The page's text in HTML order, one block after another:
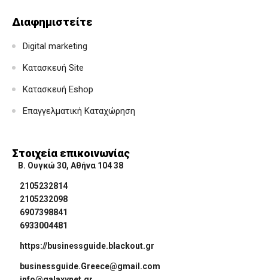
Διαφημιστείτε
Digital marketing
Κατασκευή Site
Κατασκευή Eshop
Επαγγελματική Καταχώρηση
Στοιχεία επικοινωνίας
Β. Ουγκώ 30, Αθήνα 104 38
2105232814
2105232098
6907398841
6933004481
https://businessguide.blackout.gr
businessguide.Greece@gmail.com